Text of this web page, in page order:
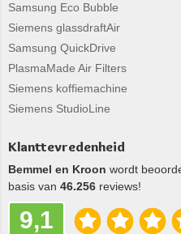
Samsung Eco Bubble
Siemens glassdraftAir
Samsung QuickDrive
PlasmaMade Air Filters
Siemens koffiemachine
Siemens StudioLine
Klanttevredenheid
Bemmel en Kroon wordt
basis van 46.256 reviews!
9,1